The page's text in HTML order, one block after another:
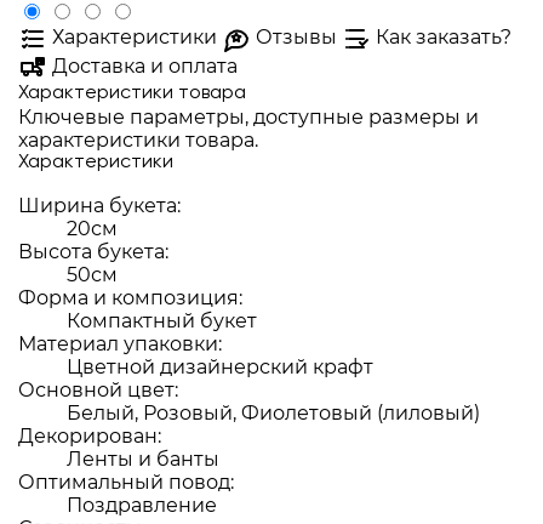
Характеристики Отзывы
Как заказать?
Доставка и оплата
Характеристики товара
Ключевые параметры, доступные размеры и
характеристики товара.
Характеристики
Ширина букета:
20см
Высота букета:
50см
Форма и композиция:
Компактный букет
Материал упаковки:
Цветной дизайнерский крафт
Основной цвет:
Белый, Розовый, Фиолетовый (лиловый)
Декорирован:
Ленты и банты
Оптимальный повод:
Поздравление